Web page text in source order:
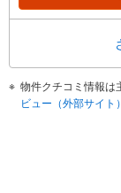
物件クチコミ情報は
ビュー（外部サイト）